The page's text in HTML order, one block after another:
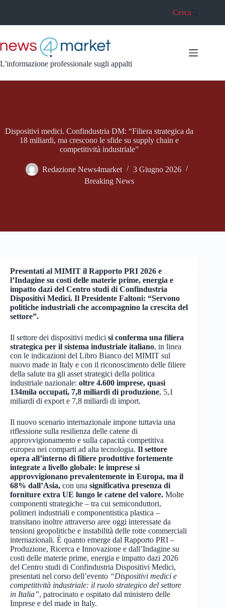
Cerca
L'informazione professionale sugli appalti
Dispositivi medici. Confindustria DM: “Filiera strategica da
18 miliardi, ma crescono le sfide su supply chain e
competitività industriale”
Redazione News4market
3 Giugno 2026
Breaking News
Presentati al MIMIT il Rapporto PRI 2026 e
l’Indagine su costi delle materie prime, energia e
impatto dazi del Centro studi di Confindustria
Dispositivi Medici. Il Presidente Faltoni: “Servono
politiche industriali che accompagnino la crescita del
settore”.
Il settore dei dispositivi medici si conferma una filiera
strategica per il sistema industriale italiano, in linea
con le indicazioni del Libro Bianco del MIMIT sul
nuovo made in Italy e con il riconoscimento delle filiere
della salute tra gli asset strategici della politica
industriale nazionale: oltre 4.600 imprese, quasi
134mila occupati, 7,8 miliardi di produzione, 5,1
miliardi di export e 7,8 miliardi di import.
Il nuovo scenario internazionale impone tuttavia una
riflessione sulla resilienza delle catene di
approvvigionamento e sulla capacità competitiva
europea nei comparti ad alta tecnologia. Il settore
opera all’interno di filiere produttive fortemente
integrate a livello globale: le imprese si
approvvigionano prevalentemente in Europa, ma il
68% dall’Asia, con una significativa presenza di
forniture extra UE lungo le catene del valore. Molte
componenti strategiche – tra cui semiconduttori,
polimeri industriali e componentistica plastica –
transitano inoltre attraverso aree oggi interessate da
tensioni geopolitiche e instabilità delle rotte commerciali
internazionali. È quanto emerge dal Rapporto PRI –
Produzione, Ricerca e Innovazione e dall’Indagine su
costi delle materie prime, energia e impatto dazi 2026
del Centro studi di Confindustria Dispositivi Medici,
presentati nel corso dell’evento “Dispositivi medici e
competitività industriale: il ruolo strategico del settore
in Italia”, patrocinato e ospitato dal ministero delle
Imprese e del made in Italy.